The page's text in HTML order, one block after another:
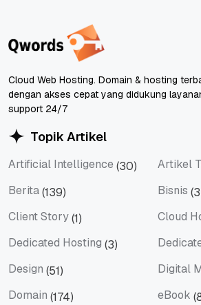
Cloud Web Hosting. Domain & hosting
dengan akses cepat yang didukung
support 24/7
Topik Artikel
Artificial Intelligence (30) Artikel
Berita(139) Bisnis
Client Story(1) Cloud
Dedicated Hosting (3)
Design (51) Digital
Domain (174) eBook